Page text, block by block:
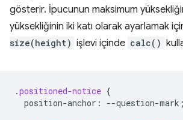
gösterir. İpucunun maksimum
yüksekliğinin iki katı olarak ayarlamak
size(height) işlevi içinde calc()
.positioned-notice {
position-anchor : --question-mark ;